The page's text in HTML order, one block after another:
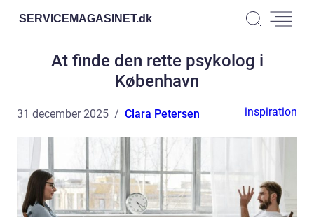
SERVICEMAGASINET.dk
At finde den rette psykolog i
København
31 december 2025 Clara Petersen inspiration